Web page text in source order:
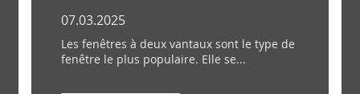
07.03.2025
Les fenêtres à deux vantaux sont le type de
fenêtre le plus populaire. Elle se...